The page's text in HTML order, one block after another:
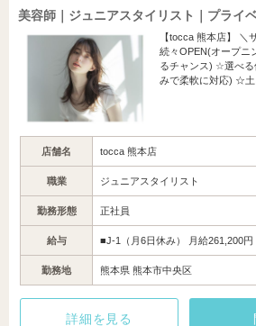
美容師｜ジュニアスタイリスト｜プライ
【tocca 熊本店】
続々OPEN(オープニ
るチャンス) ☆選べる
みで柔軟に対応) ☆土
店舗名 tocca 熊本店
職業 ジュニアスタイリスト
勤務形態 正社員
給与 ■J-1（月6日休み） 月給261,200
勤務地 熊本県 熊本市中央区
詳細を見る